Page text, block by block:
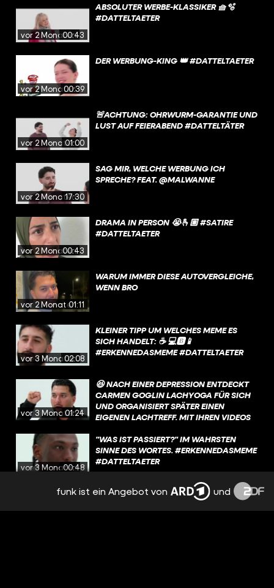
vor 2 Monaten
00:43
ABSOLUTER WERBE-KLASSIKER 🧺🫧
#DATTELTAETER
vor 2 Monaten
00:39
DER WERBUNG-KING 👑 #DATTELTAETER
vor 2 Monaten
01:00
🚨ACHTUNG: OHRWURM-GARANTIE UND
LUST AUF FEIERABEND #DATTELTÄTER
vor 2 Monaten
17:30
SAG MIR, WELCHE WERBUNG ICH
SPRECHE? FEAT. @MALWANNE
vor 2 Monaten
00:43
DRAMA IN PERSON 😭🫰🏼 #SATIRE
#DATTELTAETER
vor 2 Monaten01:11
WARUM IMMER DIESE AUTOVERGLEICHE,
WENN BRO
vor 3 Monaten
02:08
KLEINER TIPP UM WELCHES MEME ES
SICH HANDELT: ☕️ 💻🅱️📱
#ERKENNEDASMEME #DATTELTAETER
vor 3 Monaten
01:24
😆 NACH EINER DEPRESSION ENTDECKT
CARMEN GOGLIN LACHYOGA FÜR SICH
UND ORGANISIERT SPÄTER EINEN
EIGENEN LACHTREFF. MIT IHREN VIDEOS
IN DIE WELT TRAGEN“.
vor 3 Monaten
00:48
"WAS IST PASSIERT?" IM WAHRSTEN
SINNE DES WORTES. #ERKENNEDASMEME
#DATTELTAETER
DAS MEME ENTSTAND 2011 IN DER DOKU
WILDES WOHNZIMMER. KURZ VOR EINER
funk ist ein Angebot von und